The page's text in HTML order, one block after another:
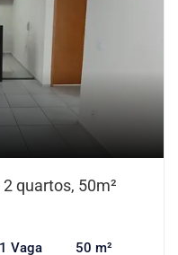
quartos, 50m²
1 Vaga 50 m²